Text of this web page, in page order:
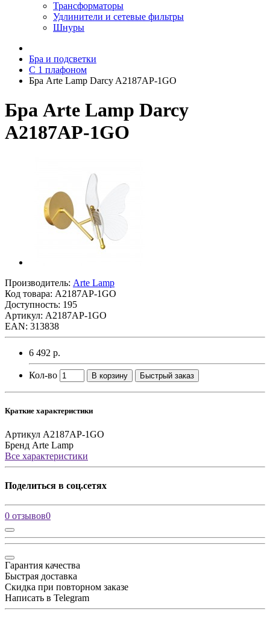
Трансформаторы
Удлинители и сетевые фильтры
Шнуры
Бра и подсветки
С 1 плафоном
Бра Arte Lamp Darcy A2187AP-1GO
Бра Arte Lamp Darcy
A2187AP-1GO
Производитель: Arte Lamp
Код товара: A2187AP-1GO
Доступность: 195
Артикул: A2187AP-1GO
EAN: 313838
6 492 р.
Кол-во В корзину Быстрый заказ
Краткие характеристики
Артикул A2187AP-1GO
Бренд Arte Lamp
Все характеристики
Поделиться в соц.сетях
0 отзывов0
Гарантия качества
Быстрая доставка
Скидка при повторном заказе
Написать в Telegram